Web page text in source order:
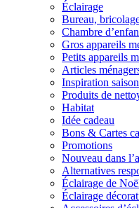
Éclairage
Bureau,
Chambre
Gros appareils
Petits appareils
Articles
Inspiration
Produits de
Habitat
Idée cadeau
Bons & Cartes
Promotions
Nouveau dans
Alternatives
Éclairage de
Éclairage